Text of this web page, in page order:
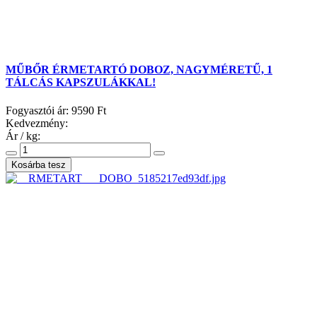
MŰBŐR ÉRMETARTÓ DOBOZ, NAGYMÉRETŰ, 1
TÁLCÁS KAPSZULÁKKAL!
Fogyasztói ár: 9590 Ft
Kedvezmény:
Ár / kg: